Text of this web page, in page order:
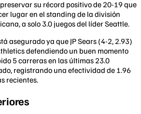
su récord positivo de 20-19 que
lugar en el standing de la división
a solo 3.0 juegos del líder Seattle.
asegurado ya que JP Sears (4-2, 2.93)
defendiendo un buen momento
5 carreras en las últimas 23.0
registrando una efectividad de 1.96
recientes.